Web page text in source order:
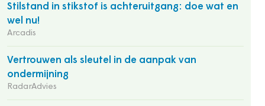
Stilstand in stikstof is achteruitgang: doe wat en
wel nu!
Arcadis
Vertrouwen als sleutel in de aanpak van
ondermijning
RadarAdvies